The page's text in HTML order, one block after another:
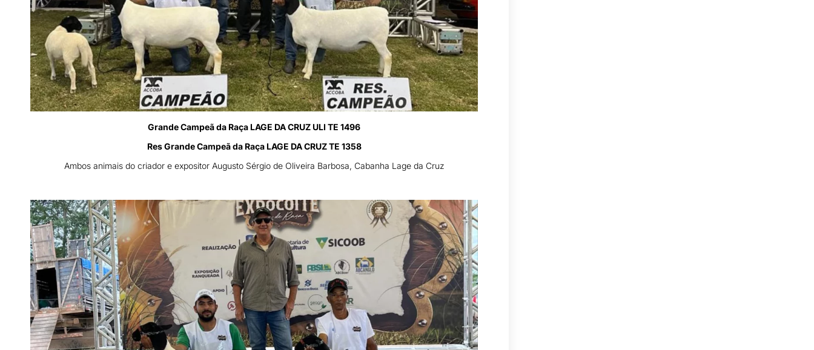
Grande Campeã da Raça LAGE DA CRUZ ULI TE 1496
Res Grande Campeã da Raça LAGE DA CRUZ TE 1358
Ambos animais do criador e expositor Augusto Sérgio de Oliveira Barbosa, Cabanha Lage da Cruz